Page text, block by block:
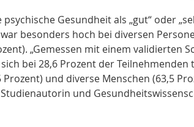
Gesundheit als „gut“ oder
besonders hoch bei diversen
„Gemessen mit einem validierten
bei 28,6 Prozent der Teilnehmenden
und diverse Menschen (63,5
und